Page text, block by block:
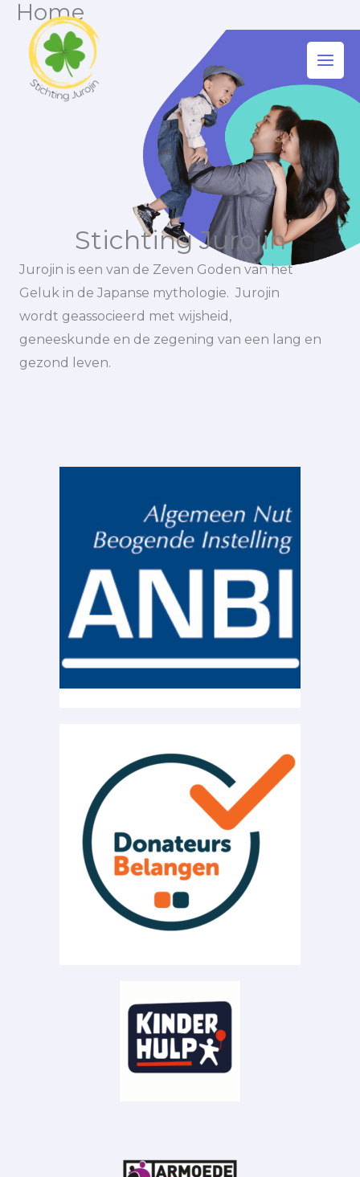
inhoud
Home
Stichting Jurojin
Jurojin is een van de Zeven Goden van het
Geluk in de Japanse mythologie. Jurojin
wordt geassocieerd met wijsheid,
geneeskunde en de zegening van een lang en
gezond leven.